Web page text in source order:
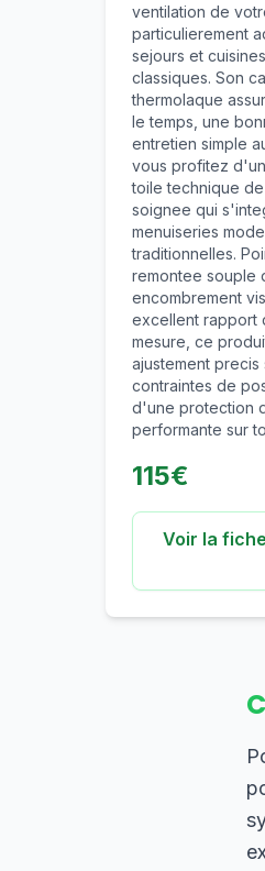
ventilation de
particulierement
sejours et
classiques. Son
thermolaque
le temps, une
entretien simple
vous profitez
toile technique
soignee qui
menuiseries
traditionnelles.
remontee souple
encombrement
excellent rapport
mesure, ce
ajustement
contraintes de
d'une protection
performante sur
115€
Voir la fiche